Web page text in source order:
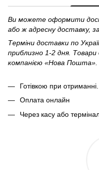
Ви можете оформити
або ж адресну доставку,
Терміни доставки по
приблизно 1-2 дня.
компанією «Нова Пошта».
Готівкою при отриманні.
Оплата онлайн
Через касу або